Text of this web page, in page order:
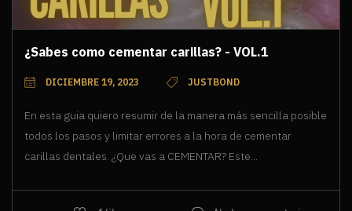
¿Sabes como cementar carillas? - VOL.1
DICIEMBRE 19, 2023 JUSTBOND
En esta guia quiero resumir de la manera más sencilla posible
todos los pasos y limitar errores a la hora de cementar
carillas dentales. ¿Que vas a CEMENTAR? Este...